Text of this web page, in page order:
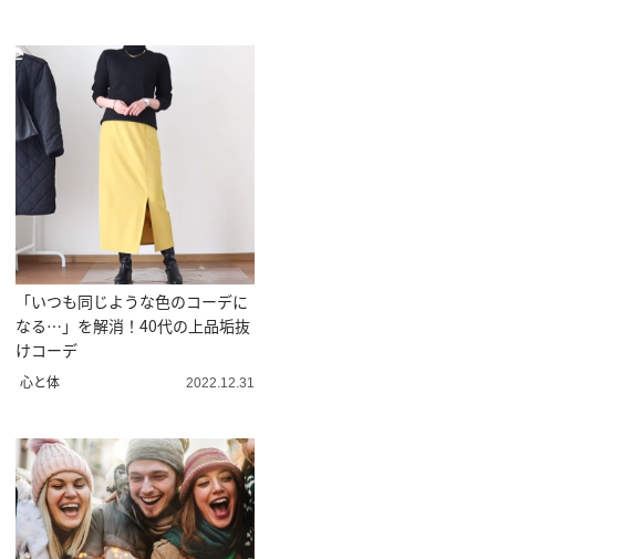
「いつも同じような色のコーデに
なる…」を解消！40代の上品垢抜
けコーデ
心と体 2022.12.31